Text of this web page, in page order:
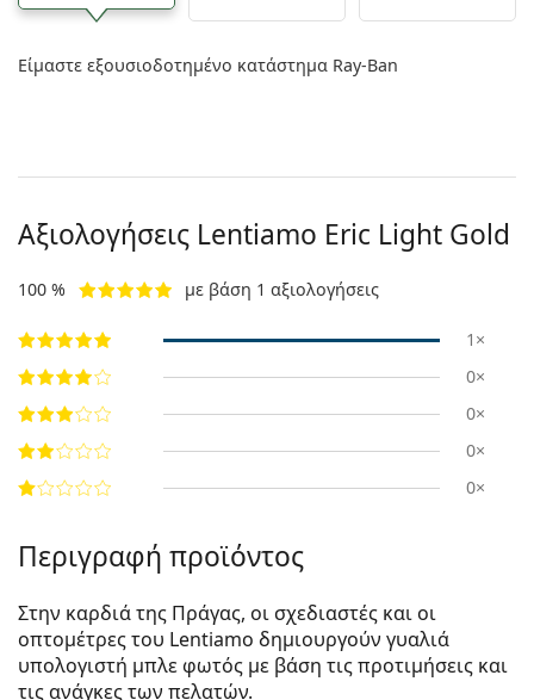
Είμαστε εξουσιοδοτημένο κατάστημα Ray-Ban
Αξιολογήσεις Lentiamo Eric Light Gold
100 % με βάση 1 αξιολογήσεις
1×
0×
0×
0×
0×
Περιγραφή προϊόντος
Στην καρδιά της Πράγας, οι σχεδιαστές και οι
οπτομέτρες του Lentiamo δημιουργούν γυαλιά
υπολογιστή μπλε φωτός με βάση τις προτιμήσεις και
τις ανάγκες των πελατών.